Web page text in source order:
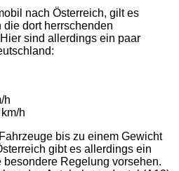
nach Österreich, gilt es
dort herrschenden
sind allerdings ein paar
h
h
bis zu einem Gewicht
gibt es allerdings ein
Regelung vorsehen.